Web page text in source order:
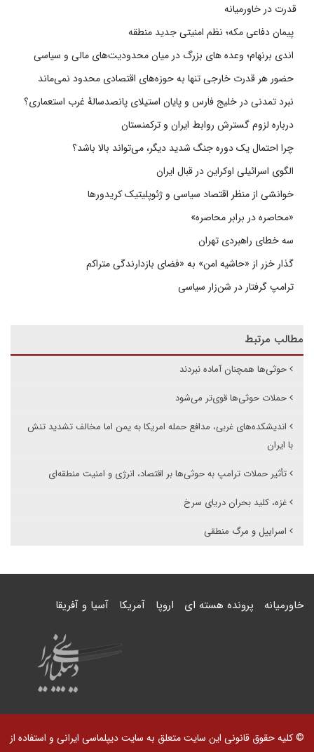
قدرت در خاورمیانه
پیمان دفاعی مکه؛ نظم امنیتی جدید منطقه
اندی برنهام؛ وعده های بزرگ در میان محدودیت‌های مالی و سیاسی
حضور هر قدرت خارجی تنها به حوزه‌های اقتصادی محدود نمی‌ماند
نبرد تمدنی در خلیج فارس و پایان استیلای پانصدسالۀ غرب استعماری؟
درباره لزوم گسترش روابط ایران و ترکمنستان
چرا احتمال یک دوره جنگ شدید دیگر، می‌تواند بالا باشد؟
الگوی اسرائیلی اوکراین در قبال ایران
خوانشی از منظر اقتصاد سیاسی و ژئوپلیتیک کریدورها
«محاصره در برابر محاصره»
سه خطای راهبردی تهران
گذار خزر از «حاشیه امن» به «فضای بازدارندگی متراکم
ترامپ گرفتار در شن‌زار سیاسی
مطالب مرتبط
حوثی‌ها همچنان آماده نبردند
حملات حوثی‌ها قوی‌تر می‌شود
اندیشکده‌های غربی، مدافع حمله امریکا به یمن اما مخالف تشدید تنش
با ایران
تأثیر حملات ترامپ به حوثی‌ها بر اقتصاد، انرژی و امنیت منطقه‌ای
غزه، کلید بحران دریای سرخ
اسراییل و مرگ منطقی
خاورمیانه پرونده هسته ای اروپا آمریکا آسیا و آفریقا
© کلیه حقوق قانونی این سایت متعلق به سایت دیپلماسی ایرانی و استفاده از